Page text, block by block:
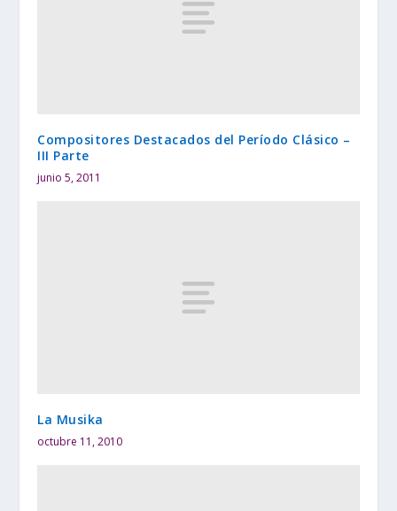
Compositores Destacados del Período Clásico –
III Parte
junio 5, 2011
La Musika
octubre 11, 2010